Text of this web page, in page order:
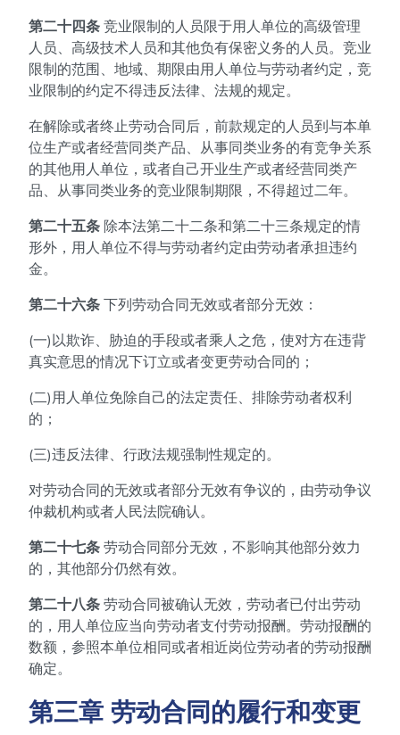
第二十四条 竞业限制的人员限于用人单位的高级管理
人员、高级技术人员和其他负有保密义务的人员。竞业
限制的范围、地域、期限由用人单位与劳动者约定，竞
业限制的约定不得违反法律、法规的规定。
在解除或者终止劳动合同后，前款规定的人员到与本单
位生产或者经营同类产品、从事同类业务的有竞争关系
的其他用人单位，或者自己开业生产或者经营同类产
品、从事同类业务的竞业限制期限，不得超过二年。
第二十五条 除本法第二十二条和第二十三条规定的情
形外，用人单位不得与劳动者约定由劳动者承担违约
金。
第二十六条 下列劳动合同无效或者部分无效：
(一)以欺诈、胁迫的手段或者乘人之危，使对方在违背
真实意思的情况下订立或者变更劳动合同的；
(二)用人单位免除自己的法定责任、排除劳动者权利
的；
(三)违反法律、行政法规强制性规定的。
对劳动合同的无效或者部分无效有争议的，由劳动争议
仲裁机构或者人民法院确认。
第二十七条 劳动合同部分无效，不影响其他部分效力
的，其他部分仍然有效。
第二十八条 劳动合同被确认无效，劳动者已付出劳动
的，用人单位应当向劳动者支付劳动报酬。劳动报酬的
数额，参照本单位相同或者相近岗位劳动者的劳动报酬
确定。
第三章 劳动合同的履行和变更